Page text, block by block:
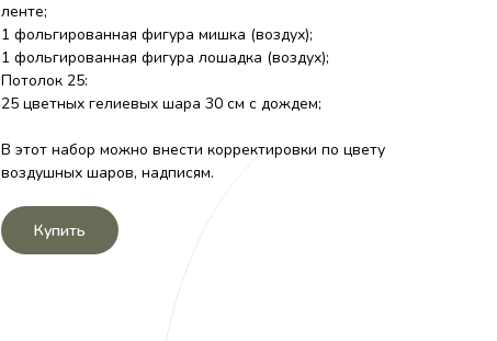
ленте;
1 фольгированная фигура мишка (воздух);
1 фольгированная фигура лошадка (воздух);
Потолок 25:
25 цветных гелиевых шара 30 см с дождем;
В этот набор можно внести корректировки по цвету
воздушных шаров, надписям.
Купить